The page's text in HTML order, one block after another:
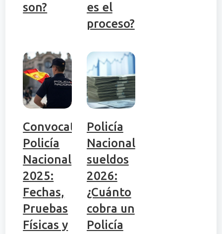
son?
es el
proceso?
Convocatoria
Policía
Nacional
2025:
Fechas,
Pruebas
Físicas y
Policía
Nacional
sueldos
2026:
¿Cuánto
cobra un
Policía